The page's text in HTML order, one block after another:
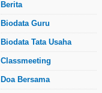
Berita
Biodata Guru
Biodata Tata Usaha
Classmeeting
Doa Bersama